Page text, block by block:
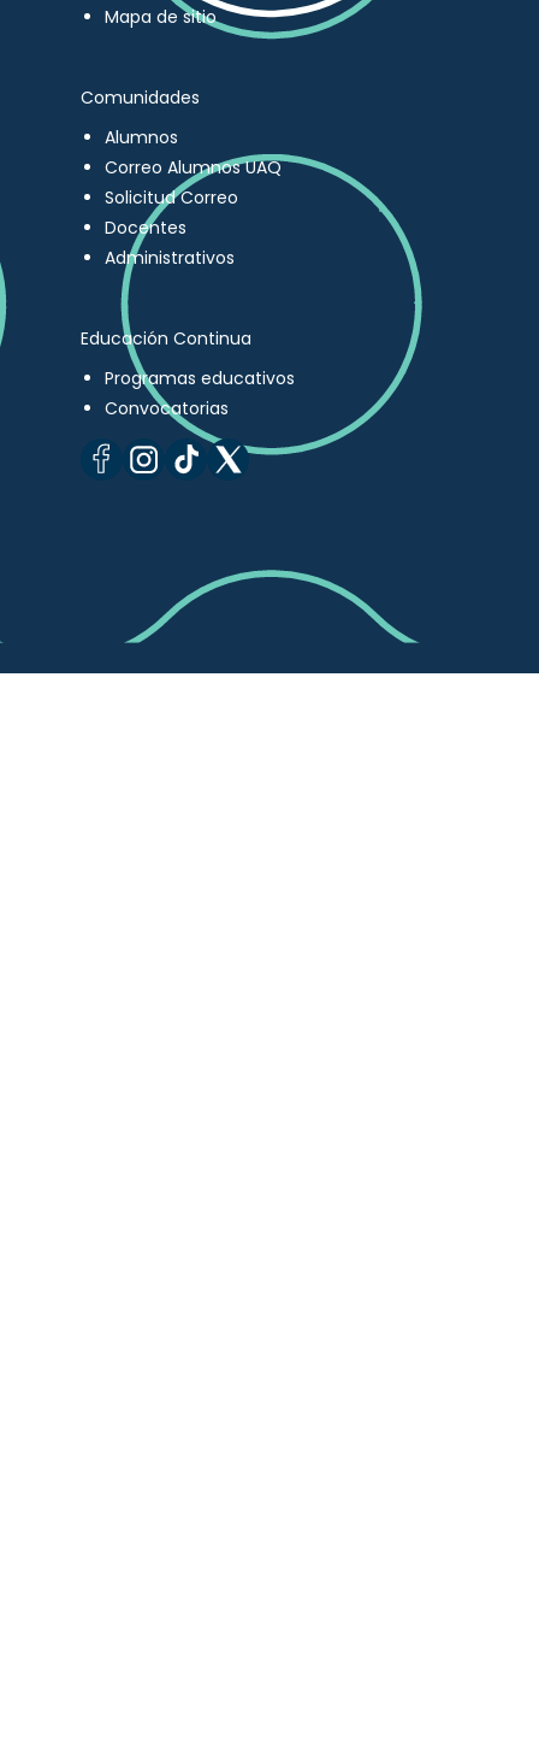
Mapa de sitio
Comunidades
Alumnos
Correo Alumnos UAQ
Solicitud Correo
Docentes
Administrativos
Educación Continua
Programas educativos
Convocatorias